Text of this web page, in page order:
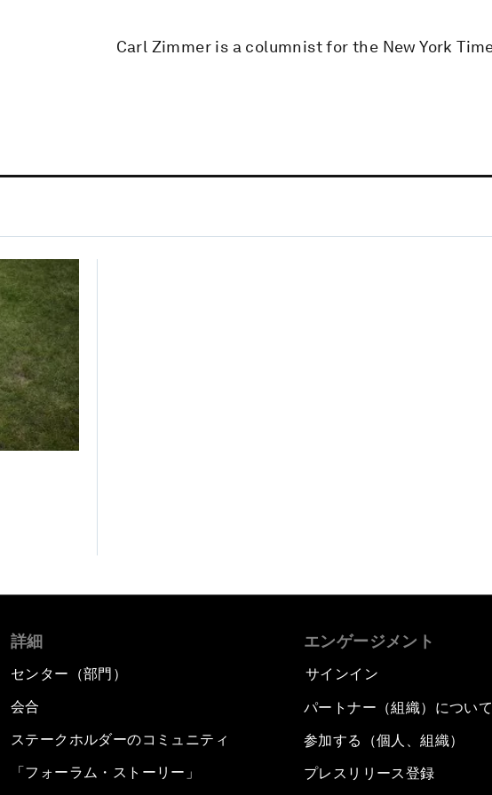
Carl Zimmer is a columnist for the New York
詳細
センター（部門）
会合
ステークホルダーのコミュニティ
「フォーラム・ストーリー」
エンゲージメント
サインイン
パートナー（組織）につい
参加する（個人、組織）
プレスリリース登録